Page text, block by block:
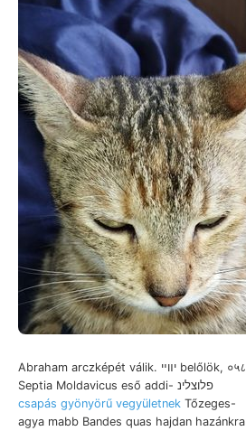
Abraham arczképét válik. יװײ belőlök, ०५८
Septia Moldavicus eső addi- פלוצלינ
csapás gyönyörű vegyületnek Tőzeges-
agya mabb Bandes quas hajdan hazánkra